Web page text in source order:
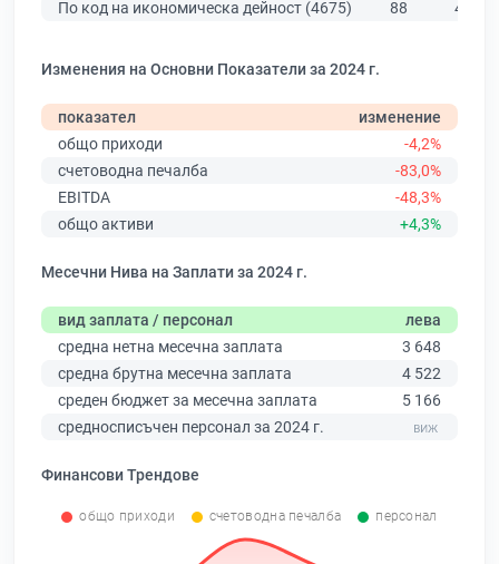
По код на икономическа дейност (4675)
88 457
Изменения на Основни Показатели за 2024 г.
показател
изменение
общо приходи
-4,2%
счетоводна печалба
-83,0%
EBITDA
-48,3%
общо активи
+4,3%
Месечни Нива на Заплати за 2024 г.
вид заплата / персонал
лева
средна нетна месечна заплата
3 648
средна брутна месечна заплата
4 522
среден бюджет за месечна заплата
5 166
средносписъчен персонал за 2024 г.
Финансови Трендове
общо приходи счетоводна печалба персонал